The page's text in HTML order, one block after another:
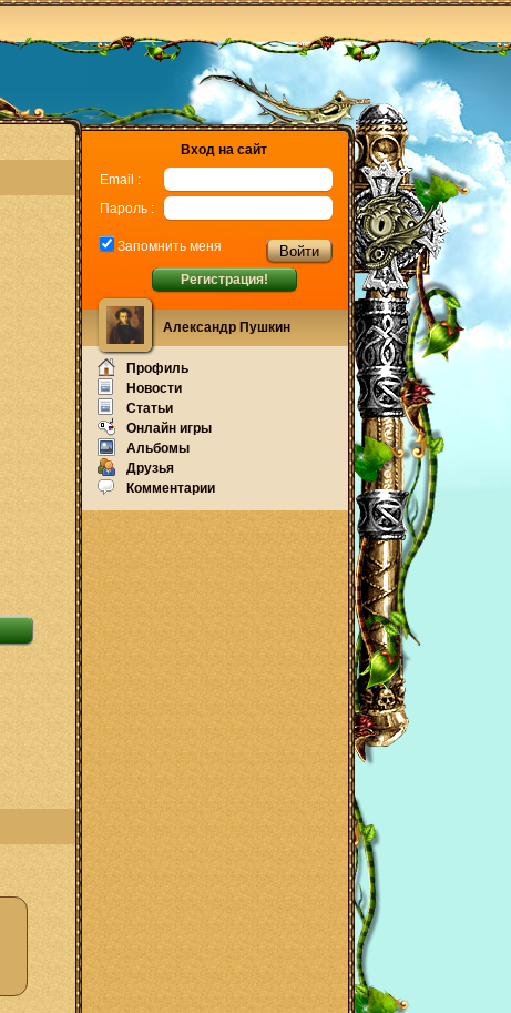
Вход на сайт
Email :
Пароль :
Запомнить меня
Регистрация!
Александр Пушкин
Профиль
Новости
Статьи
Онлайн игры
Альбомы
Друзья
Комментарии